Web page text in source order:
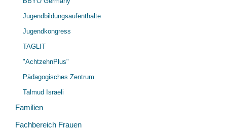
Jugendbildungsaufenthalte
Jugendkongress
TAGLIT
"AchtzehnPlus"
Pädagogisches Zentrum
Talmud Israeli
Familien
Fachbereich Frauen